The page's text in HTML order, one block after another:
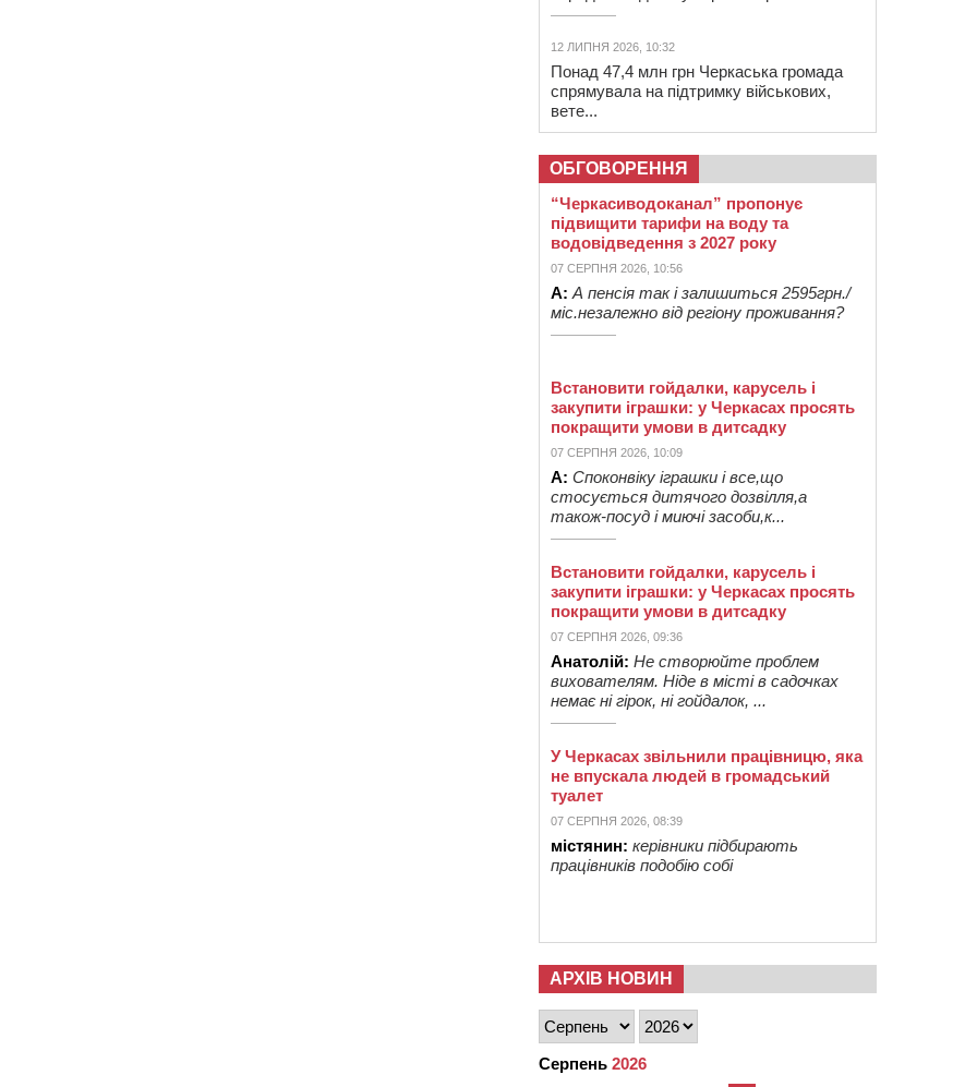
12 ЛИПНЯ 2026, 10:32
Понад 47,4 млн грн Черкаська громада
спрямувала на підтримку військових,
вете...
ОБГОВОРЕННЯ
“Черкасиводоканал” пропонує
підвищити тарифи на воду та
водовідведення з 2027 року
07 СЕРПНЯ 2026, 10:56
А: А пенсія так і залишиться 2595грн./
міс.незалежно від регіону проживання?
Встановити гойдалки, карусель і
закупити іграшки: у Черкасах просять
покращити умови в дитсадку
07 СЕРПНЯ 2026, 10:09
А: Споконвіку іграшки і все,що
стосується дитячого дозвілля,а
також-посуд і миючі засоби,к...
Встановити гойдалки, карусель і
закупити іграшки: у Черкасах просять
покращити умови в дитсадку
07 СЕРПНЯ 2026, 09:36
Анатолій: Не створюйте проблем
вихователям. Ніде в місті в садочках
немає ні гірок, ні гойдалок, ...
У Черкасах звільнили працівницю, яка
не впускала людей в громадський
туалет
07 СЕРПНЯ 2026, 08:39
містянин: керівники підбирають
працівників подобію собі
АРХІВ НОВИН
Серпень 2026